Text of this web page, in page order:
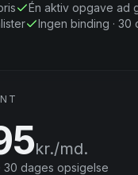
→
Én aktiv opgave ad
Ingen binding ·
kr./md.
30 dages opsigelse